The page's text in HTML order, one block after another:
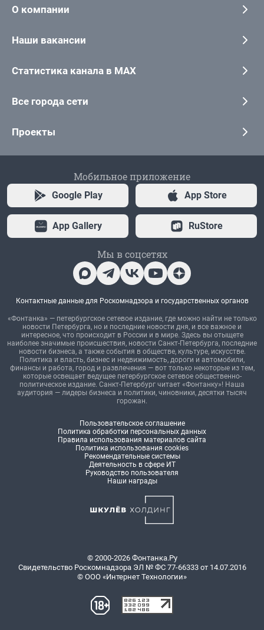
О компании
Наши вакансии
Статистика канала в MAX
Все города сети
Проекты
Мобильное приложение
Google Play App Store
App Gallery RuStore
Мы в соцсетях
Контактные данные для Роскомнадзора и государственных органов
«Фонтанка» — петербургское сетевое издание, где можно найти не только
новости Петербурга, но и последние новости дня, и все важное и
интересное, что происходит в России и в мире. Здесь вы отыщете
наиболее значимые происшествия, новости Санкт-Петербурга, последние
новости бизнеса, а также события в обществе, культуре, искусстве.
Политика и власть, бизнес и недвижимость, дороги и автомобили,
финансы и работа, город и развлечения — вот только некоторые из тем,
которые освещает ведущее петербургское сетевое общественно-
политическое издание. Санкт-Петербург читает «Фонтанку»! Наша
аудитория — лидеры бизнеса и политики, чиновники, десятки тысяч
горожан.
Пользовательское соглашение
Политика обработки персональных данных
Правила использования материалов сайта
Политика использования cookies
Рекомендательные системы
Деятельность в сфере ИТ
Руководство пользователя
Наши награды
© 2000-2026 Фонтанка.Ру
Свидетельство Роскомнадзора ЭЛ № ФС 77-66333 от 14.07.2016
© ООО «Интернет Технологии»